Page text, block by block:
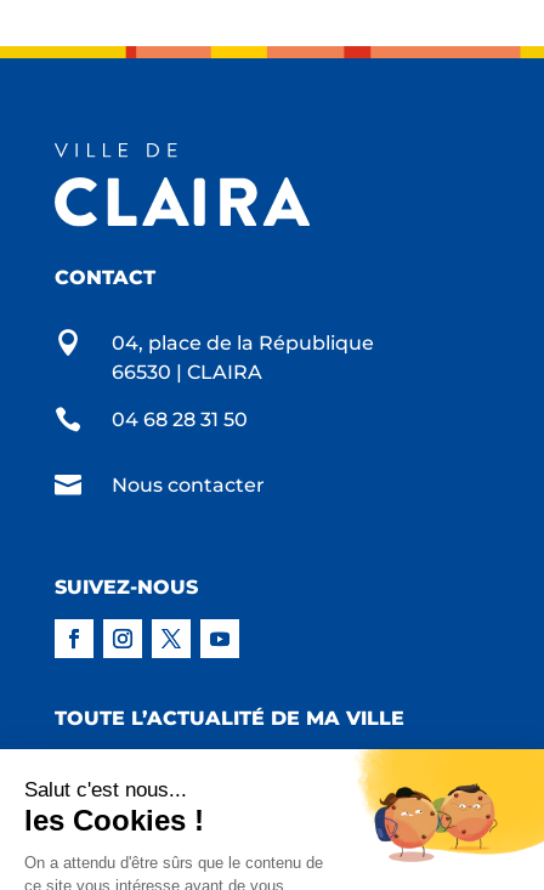
CONTACT

04, place de la République
66530 | CLAIRA
 04 68 28 31 50
 Nous contacter
SUIVEZ-NOUS
TOUTE L’ACTUALITÉ DE MA VILLE
Copyright © 2022 Mairie de Claira | Réalisation
Salut c'est nous...
les Cookies !
On a attendu d'être sûrs que le contenu de
ce site vous intéresse avant de vous